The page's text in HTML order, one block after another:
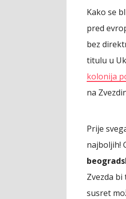
Kako se
pred
bez
titulu u
kolonija
na
Prije
najboljih!
Zvezda
susret